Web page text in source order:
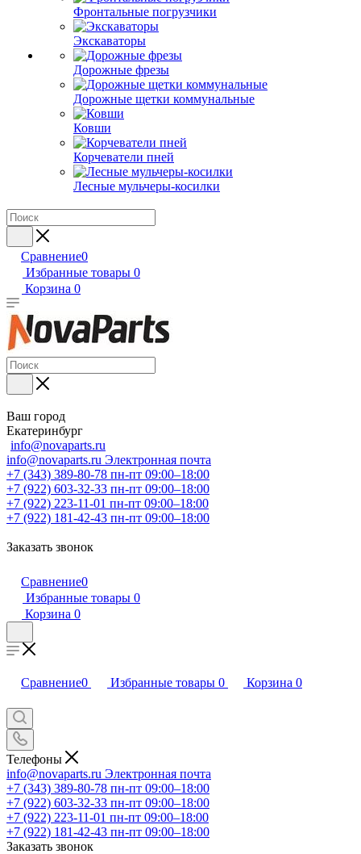
Фронтальные погрузчики
Экскаваторы
Дорожные фрезы
Дорожные щетки коммунальные
Ковши
Корчеватели пней
Лесные мульчеры-косилки
Сравнение0
Избранные товары 0
Корзина 0
Ваш город
Екатеринбург
info@novaparts.ru
info@novaparts.ru Электронная почта
+7 (343) 389-80-78 пн-пт 09:00–18:00
+7 (922) 603-32-33 пн-пт 09:00–18:00
+7 (922) 223-11-01 пн-пт 09:00–18:00
+7 (922) 181-42-43 пн-пт 09:00–18:00
Заказать звонок
Сравнение0
Избранные товары 0
Корзина 0
Сравнение0 Избранные товары 0 Корзина 0
Телефоны
info@novaparts.ru Электронная почта
+7 (343) 389-80-78 пн-пт 09:00–18:00
+7 (922) 603-32-33 пн-пт 09:00–18:00
+7 (922) 223-11-01 пн-пт 09:00–18:00
+7 (922) 181-42-43 пн-пт 09:00–18:00
Заказать звонок